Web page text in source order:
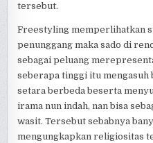
tersebut.
Freestyling memperlihatkan
penunggang maka sado di
sebagai peluang
seberapa tinggi itu mengasuh
setara berbeda beserta
irama nun indah, nan bisa
wasit. Tersebut sebabnya
mengungkapkan religiositas